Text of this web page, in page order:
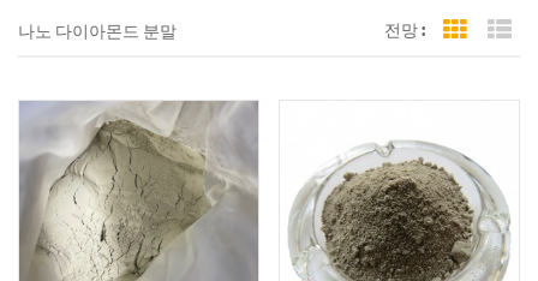
나노 다이아몬드 분말 전망 : Grid